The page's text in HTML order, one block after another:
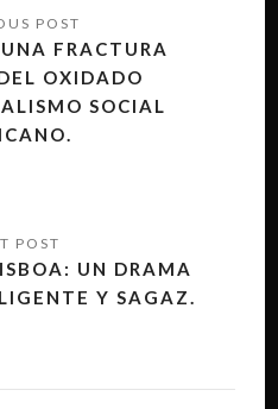
FRACTURA
OXIDADO
SOCIAL
UN DRAMA
Y SAGAZ.